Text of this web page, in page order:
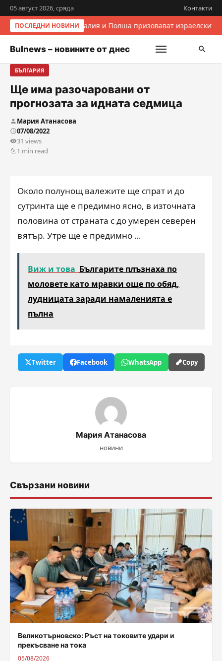
05 август 2026, сряда Контакти
ПОСЛЕДНИ НОВИНИИталия и Полша призовават
Bulnews – новините от днес
БЪЛГАРИЯ
Ще има разочаровани от
прогнозата за идната седмица
Мария Атанасова
07/08/2022
31 views
1 min read
Около полунощ валежите ще спрат и до
сутринта ще е предимно ясно, в източната
половина от страната с до умерен северен
вятър. Утре ще е предимно …
Виж и това Българите плъзнаха по
моловете като мравки още по обяд,
лудницата заради намаленията е
пълна
Twitter Facebook WhatsApp Copy
Мария Атанасова
новини
Свързани новини
Великотърновско: Ръст на токовите удари и
прекъсване на тока
05/08/2026